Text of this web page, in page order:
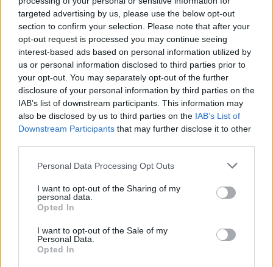
targeted advertising by us, please use the below opt-out
section to confirm your selection. Please note that after your
opt-out request is processed you may continue seeing
interest-based ads based on personal information utilized by
us or personal information disclosed to third parties prior to
your opt-out. You may separately opt-out of the further
disclosure of your personal information by third parties on the
IAB’s list of downstream participants. This information may
also be disclosed by us to third parties on the IAB’s List of
Downstream Participants that may further disclose it to other
Personal Data Processing Opt Outs
I want to opt-out of the Sharing of my
personal data.
Opted In
I want to opt-out of the Sale of my
Personal Data.
Opted In
Deputados do PSD saúdam Banda
Sinfónica da ARMAB pelo 1º lugar no
certame internacional de Valência
Capacita Jovem de Poiares aproxima
jovens ao mundo do trabalho